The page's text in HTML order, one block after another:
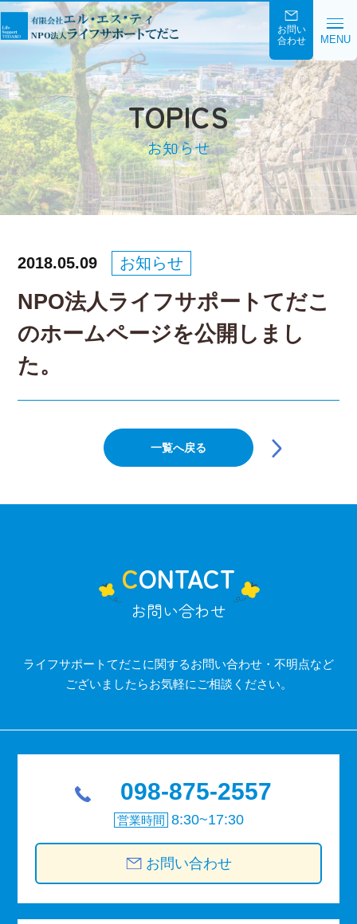
お問い
合わせ
MENU
TOPICS
お知らせ
NPO法人ライフサポートてだこ
のホームページを公開しまし
た。
2018.05.09 お知らせ
シ
一覧へ戻る
CONTACT
お問い合わせ
ライフサポートてだこに関するお問い合わせ・不明点など
ございましたらお気軽にご相談ください。
098-875-2557
営業時間 8:30~17:30
お問い合わせ